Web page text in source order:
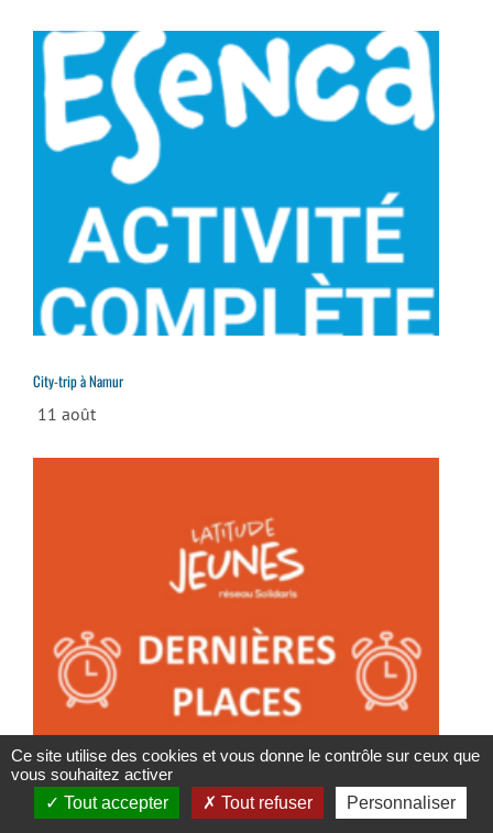
City-trip à Namur
11 août
Séjour Petits fermiers à Stoumont
Ce site utilise des cookies et vous donne le contrôle sur ceux que
vous souhaitez activer
Tout accepter
Tout refuser Personnaliser